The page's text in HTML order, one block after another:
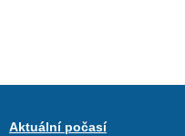
Aktuální počasí